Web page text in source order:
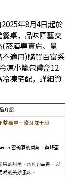
年8月4日起於
桌，品味匠藝交
菸酒專賣店、量
適用)購買百富系
凍小籠包禮盒12
凍宅配，詳細資